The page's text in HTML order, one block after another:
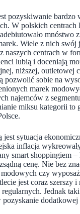
pozyskiwanie bardzo
W polskich centrach
mnóstwo
Wiele z nich swój
naszych centrach w
lubią i doceniają
niższej, outletowej
pozwolić sobie na
marek
najemców z
miksu kategorii to
jest sytuacja
inflacja
smart shoppingiem
cenę. Nie bez
czy
jest coraz szerszy i
Jednak